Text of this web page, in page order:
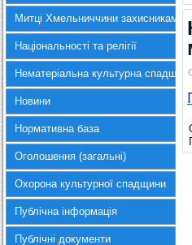
Митці Хмельниччини захисникам
Національності та релігії
Нематеріальна культурна
Новини
Нормативна база
Оголошення (загальні)
Охорона культурної спадщини
Публічна інформація
Публічні документи